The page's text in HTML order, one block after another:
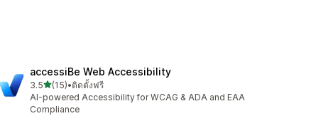
accessiBe Web Accessibility
3.5เต็ม 5 ดาว
(15)
ทั้งหมด 15 รีวิว
•ติดตั้งฟรี
AI-powered Accessibility for WCAG & ADA and EAA
Compliance